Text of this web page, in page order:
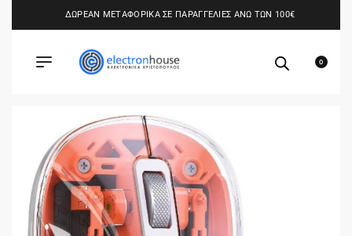
ΔΩΡΕΑΝ ΜΕΤΑΦΟΡΙΚΑ ΣΕ ΠΑΡΑΓΓΕΛΙΕΣ ΑΝΩ ΤΩΝ 100€
0